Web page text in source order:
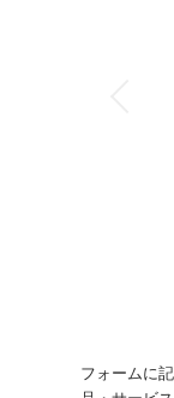
フォームに